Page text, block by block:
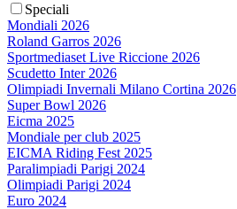
Speciali
Mondiali 2026
Roland Garros 2026
Sportmediaset Live Riccione 2026
Scudetto Inter 2026
Olimpiadi Invernali Milano Cortina 2026
Super Bowl 2026
Eicma 2025
Mondiale per club 2025
EICMA Riding Fest 2025
Paralimpiadi Parigi 2024
Olimpiadi Parigi 2024
Euro 2024